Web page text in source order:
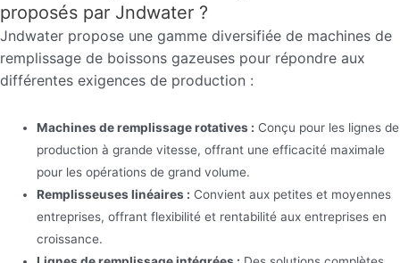
proposés par Jndwater ?
Jndwater propose une gamme diversifiée de machines de
remplissage de boissons gazeuses pour répondre aux
différentes exigences de production :
Machines de remplissage rotatives : Conçu pour les lignes de
production à grande vitesse, offrant une efficacité maximale
pour les opérations de grand volume.
Remplisseuses linéaires : Convient aux petites et moyennes
entreprises, offrant flexibilité et rentabilité aux entreprises en
croissance.